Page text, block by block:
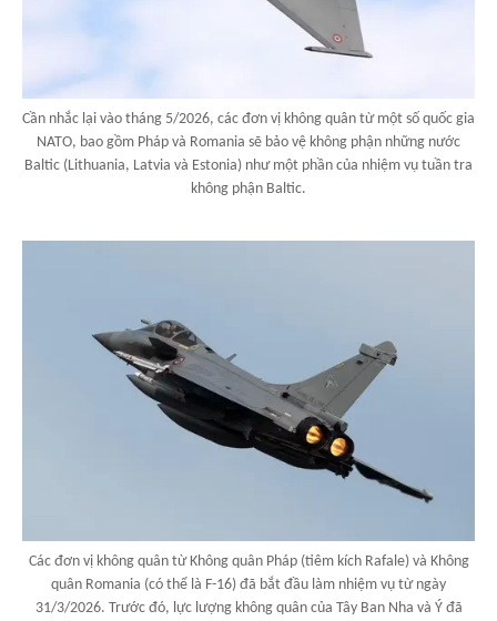
Cần nhắc lại vào tháng 5/2026, các đơn vị không quân từ một số quốc gia
NATO, bao gồm Pháp và Romania sẽ bảo vệ không phận những nước
Baltic (Lithuania, Latvia và Estonia) như một phần của nhiệm vụ tuần tra
không phận Baltic.
Các đơn vị không quân từ Không quân Pháp (tiêm kích Rafale) và Không
quân Romania (có thể là F-16) đã bắt đầu làm nhiệm vụ từ ngày
31/3/2026. Trước đó, lực lượng không quân của Tây Ban Nha và Ý đã